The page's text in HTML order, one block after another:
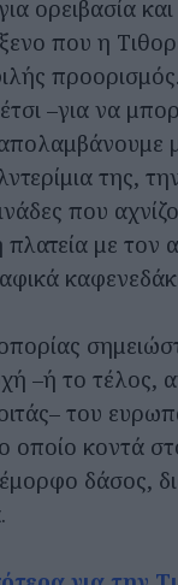
ορειβασία
που η
–για να
της,
που
με τον
–ή το τέλος,
του
οποίο κοντά
δάσος,